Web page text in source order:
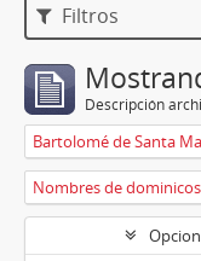
Filtros
Descripción
Bartolomé de Santa